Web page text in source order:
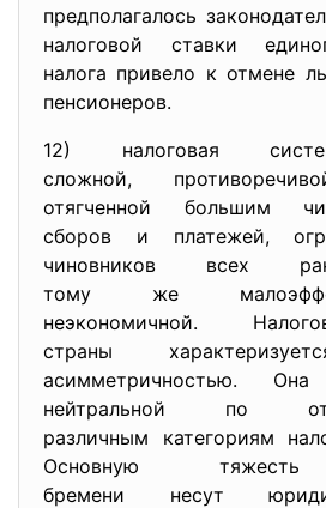
предполагалось
налоговой ставки
налога привело к отмене
пенсионеров.
12) налоговая
сложной,
отягченной большим
сборов и платежей,
чиновников всех
тому же
неэкономичной.
страны
асимметричностью.
нейтральной по
различным категориям
Основную тяжесть
бремени несут